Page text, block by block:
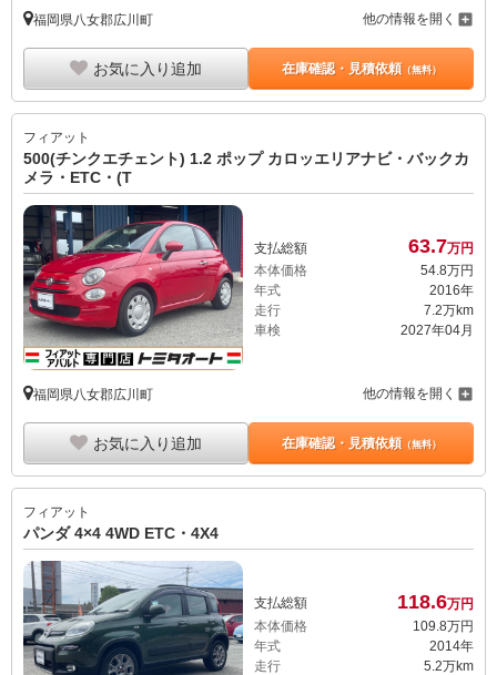
福岡県八女郡広川町 他の情報を開く
お気に入り追加 在庫確認・見積依頼（無料）
フィアット
500(チンクエチェント) 1.2 ポップ カロッエリアナビ・バックカ
メラ・ETC・(T
支払総額 63.7万円
本体価格
54.8万円
年式
2016年
走行
7.2万km
車検
2027年04月
福岡県八女郡広川町 他の情報を開く
お気に入り追加 在庫確認・見積依頼（無料）
フィアット
パンダ 4×4 4WD ETC・4X4
支払総額 118.6万円
本体価格
109. 8万円
年式
2014年
走行
5.2万km